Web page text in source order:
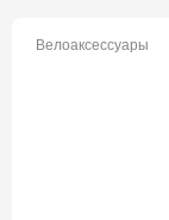
Велоаксессуары